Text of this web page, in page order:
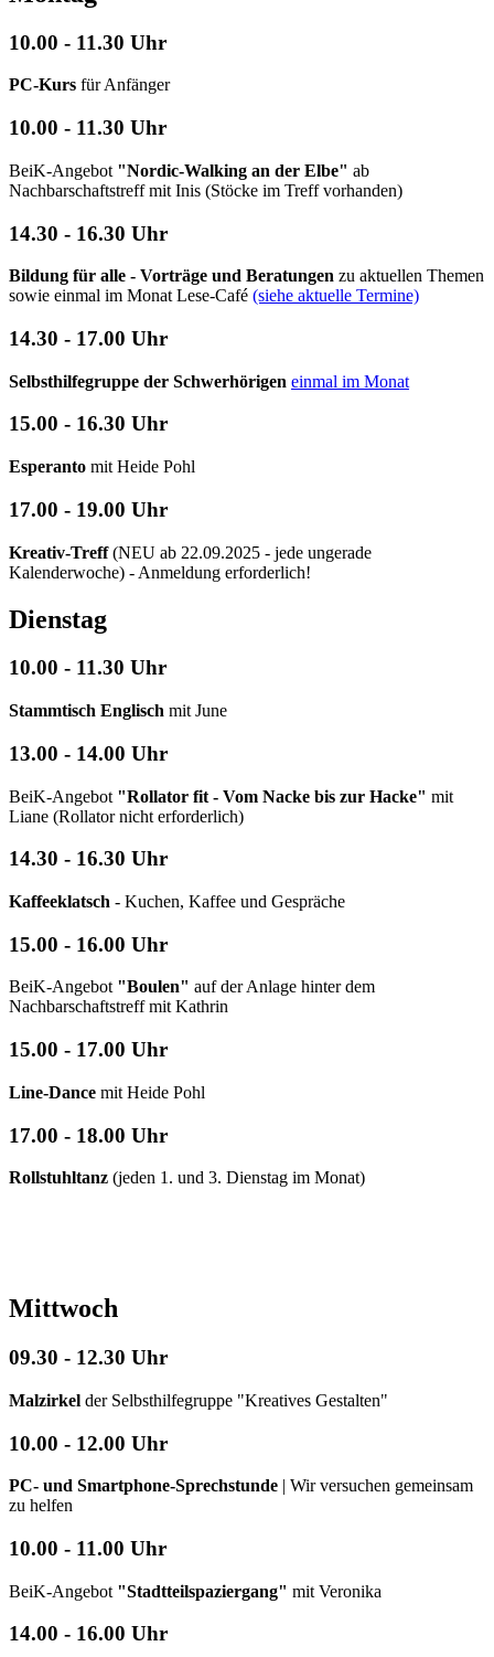
10.00 - 11.30 Uhr
PC-Kurs für Anfänger
10.00 - 11.30 Uhr
BeiK-Angebot "Nordic-Walking an der Elbe" ab
Nachbarschaftstreff mit Inis (Stöcke im Treff vorhanden)
14.30 - 16.30 Uhr
Bildung für alle - Vorträge und Beratungen zu aktuellen Themen
sowie einmal im Monat Lese-Café (siehe aktuelle Termine)
14.30 - 17.00 Uhr
Selbsthilfegruppe der Schwerhörigen einmal im Monat
15.00 - 16.30 Uhr
Esperanto mit Heide Pohl
17.00 - 19.00 Uhr
Kreativ-Treff(NEU ab 22.09.2025 - jede ungerade
Kalenderwoche) - Anmeldung erforderlich!
Dienstag
10.00 - 11.30 Uhr
Stammtisch Englisch mit June
13.00 - 14.00 Uhr
BeiK-Angebot "Rollator fit - Vom Nacke bis zur Hacke" mit
Liane (Rollator nicht erforderlich)
14.30 - 16.30 Uhr
Kaffeeklatsch - Kuchen, Kaffee und Gespräche
15.00 - 16.00 Uhr
BeiK-Angebot "Boulen" auf der Anlage hinter dem
Nachbarschaftstreff mit Kathrin
15.00 - 17.00 Uhr
Line-Dance mit Heide Pohl
17.00 - 18.00 Uhr
Rollstuhltanz (jeden 1. und 3. Dienstag im Monat)
Mittwoch
09.30 - 12.30 Uhr
Malzirkel der Selbsthilfegruppe "Kreatives Gestalten"
10.00 - 12.00 Uhr
PC- und Smartphone-Sprechstunde | Wir versuchen gemeinsam
zu helfen
10.00 - 11.00 Uhr
BeiK-Angebot "Stadtteilspaziergang" mit Veronika
14.00 - 16.00 Uhr